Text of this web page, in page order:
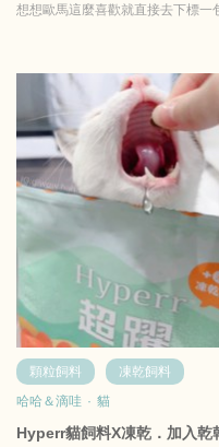
顆粒飼料
凍乾飼料
哈哈＆滴哇 · 貓
Hyperr貓飼料X凍乾．加入乾